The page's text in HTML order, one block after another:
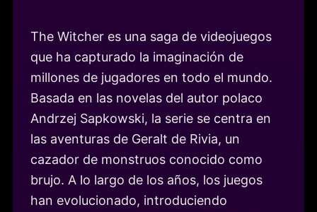
The Witcher es una saga de videojuegos
que ha capturado la imaginación de
millones de jugadores en todo el mundo.
Basada en las novelas del autor polaco
Andrzej Sapkowski, la serie se centra en
las aventuras de Geralt de Rivia, un
cazador de monstruos conocido como
brujo. A lo largo de los años, los juegos
han evolucionado, introduciendo